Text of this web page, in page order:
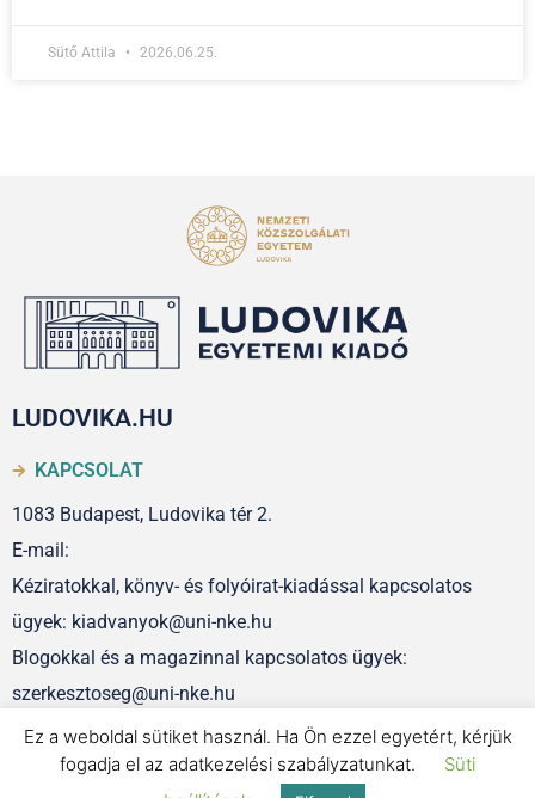
Sütő Attila 2026.06.25.
LUDOVIKA.HU
KAPCSOLAT
1083 Budapest, Ludovika tér 2.
E-mail:
Kéziratokkal, könyv- és folyóirat-kiadással kapcsolatos
ügyek: kiadvanyok@uni-nke.hu
Blogokkal és a magazinnal kapcsolatos ügyek:
szerkesztoseg@uni-nke.hu
IMPRESSZUM
Ez a weboldal sütiket használ. Ha Ön ezzel egyetért, kérjük
fogadja el az adatkezelési szabályzatunkat.
Süti